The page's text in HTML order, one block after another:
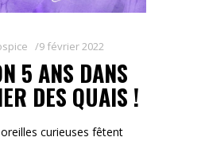
9 février 2022
5 ANS DANS
DES QUAIS !
curieuses fêtent